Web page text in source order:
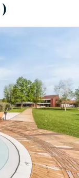
大型健康和
、水力按摩
身房和洗衣
起居区通向
非常明亮的
木柴的优雅
间带服务浴室